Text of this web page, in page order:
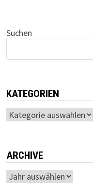
Suchen
KATEGORIEN
Kategorien
ARCHIVE